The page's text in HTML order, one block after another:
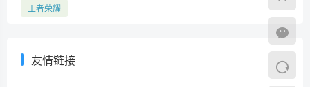
王者荣耀
友情链接